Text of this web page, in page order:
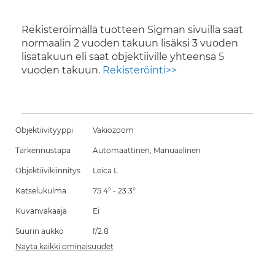
Rekisteröimällä tuotteen Sigman sivuilla saat
normaalin 2 vuoden takuun lisäksi 3 vuoden
lisätakuun eli saat objektiiville yhteensä 5
vuoden takuun. Rekisteröinti>>
Objektiivityyppi Vakiozoom
Tarkennustapa Automaattinen, Manuaalinen
Objektiivikiinnitys Leica L
Katselukulma 75.4° - 23.3°
Kuvanvakaaja Ei
Suurin aukko
f/2.8
Näytä kaikki ominaisuudet